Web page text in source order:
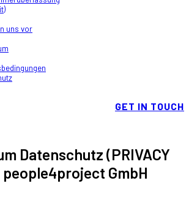
uns vor
GET IN TOUCH
Datenschutz (PRIVACY
people4project GmbH